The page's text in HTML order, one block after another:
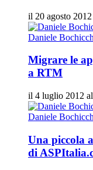
il 20 agosto
Daniele
Migrare le
a RTM
il 4 luglio 2012
Daniele
Una piccola
di